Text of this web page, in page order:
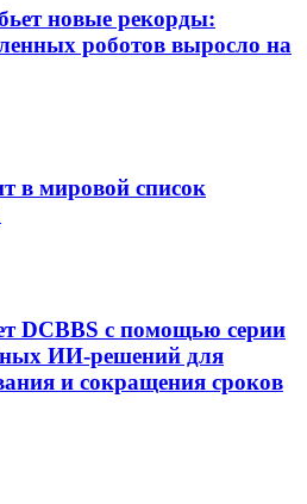
новые рекорды:
роботов выросло на
в мировой список
DCBBS с помощью серии
ИИ-решений для
и сокращения сроков